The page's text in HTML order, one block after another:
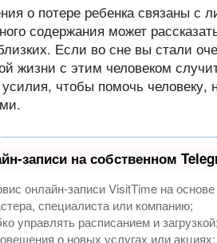
о потере ребенка связаны с
содержания может
Если во сне вы стали
жизни с этим человеком
чтобы помочь человеку,
записи на собственном
онлайн-записи VisitTime на
специалиста или компанию;
управлять расписанием и загрузкой;
о новых услугах или акциях;